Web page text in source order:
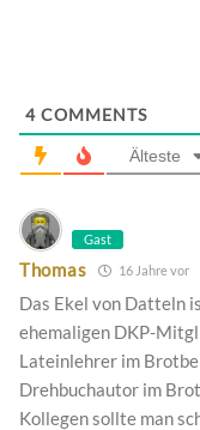
4 COMMENTS
Älteste
Gast
Thomas 16 Jahre vor
Das Ekel von Datteln
ehemaligen DKP-
Lateinlehrer im
Drehbuchautor im
Kollegen sollte man